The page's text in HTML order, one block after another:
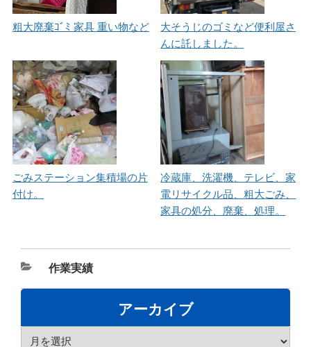
粗大廃棄ｺﾞﾐ 家具 重い物など
大そうじのゴミなど便利屋さ
んに託しました。
ごみステーション集積場の片
付け。
冷蔵庫、洗濯機、テレビ、家
電リサイクル品、粗大ごみ、
家具の処分、廃棄、処理。
カ
テ
ー
作業実績
アーカイブ